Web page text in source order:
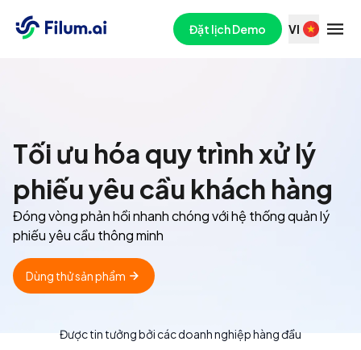
Đặt lịch Demo VI
Tối ưu hóa quy trình xử lý
phiếu yêu cầu khách hàng
Đóng vòng phản hồi nhanh chóng với hệ thống quản lý
phiếu yêu cầu thông minh
Dùng thử sản phẩm
Được tin tưởng bởi các doanh nghiệp hàng đầu